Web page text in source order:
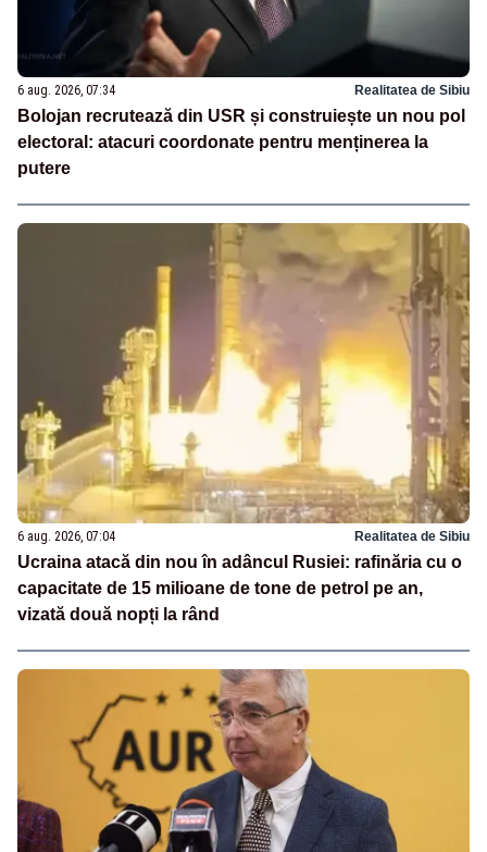
6 aug. 2026, 07:34 Realitatea de Sibiu
Bolojan recrutează din USR și construiește un nou pol
electoral: atacuri coordonate pentru menținerea la
putere
6 aug. 2026, 07:04 Realitatea de Sibiu
Ucraina atacă din nou în adâncul Rusiei: rafinăria cu o
capacitate de 15 milioane de tone de petrol pe an,
vizată două nopți la rând